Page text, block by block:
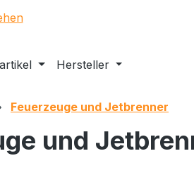
springen
Hersteller
Feuerzeuge und Jetbrenner
und